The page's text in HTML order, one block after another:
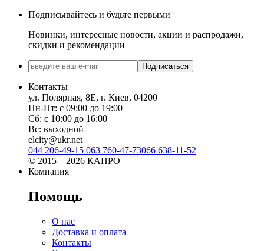
Подписывайтесь и будьте первыми
Новинки, интересные новости, акции и распродажи,
скидки и рекомендации
Подписаться
Контакты
ул. Полярная, 8Е, г. Киев, 04200
Пн-Пт: с 09:00 до 19:00
Сб: с 10:00 до 16:00
Вс: выходной
elcity@ukr.net
044 206-49-15 063 760-47-73066 638-11-52
© 2015—2026 КАПРО
Компания
Помощь
О нас
Доставка и оплата
Контакты